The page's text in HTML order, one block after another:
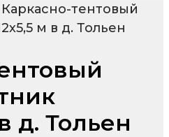
Каркасно-тентовый
м в д. Тольен
д. Тольен